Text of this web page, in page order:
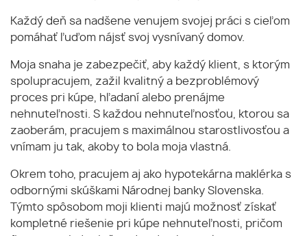
Každý deň sa nadšene venujem svojej práci s cieľom
pomáhať ľuďom nájsť svoj vysnívaný domov.
Moja snaha je zabezpečiť, aby každý klient, s ktorým
spolupracujem, zažil kvalitný a bezproblémový
proces pri kúpe, hľadaní alebo prenájme
nehnuteľnosti. S každou nehnuteľnosťou, ktorou sa
zaoberám, pracujem s maximálnou starostlivosťou a
vnímam ju tak, akoby to bola moja vlastná.
Okrem toho, pracujem aj ako hypotekárna maklérka s
odbornými skúškami Národnej banky Slovenska.
Týmto spôsobom moji klienti majú možnosť získať
kompletné riešenie pri kúpe nehnuteľnosti, pričom